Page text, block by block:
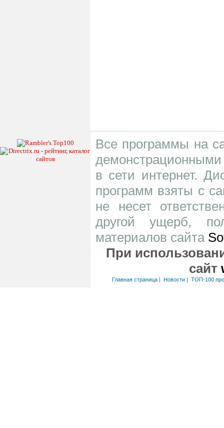
Все программы на
в сети интернет.
программ взяты с
не несет
другой ущерб,
материалов сайта
При
сайт
Главная страница| Новости| ТОП-100